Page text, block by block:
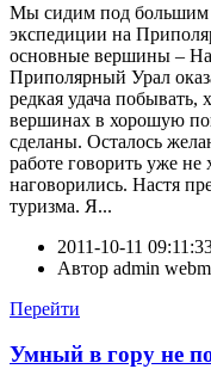
Мы сидим под большим
экспедиции на
основные вершины –
Приполярный Урал
редкая удача побывать,
вершинах в хорошую
сделаны. Осталось
работе говорить уже не
наговорились. Настя
туризма. Я...
2011-10-11
Автор admin
Перейти
Умный в гору не